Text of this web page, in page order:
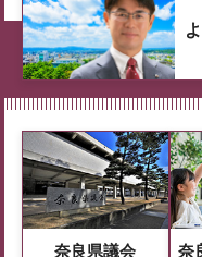
奈良県議会 奈